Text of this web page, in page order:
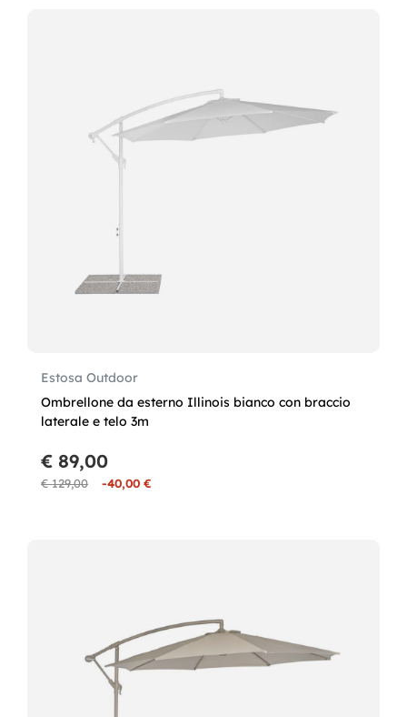
Estosa Outdoor
Ombrellone da esterno Illinois bianco con braccio
laterale e telo 3m
€ 129,00 -40,00 €
€ 89,00